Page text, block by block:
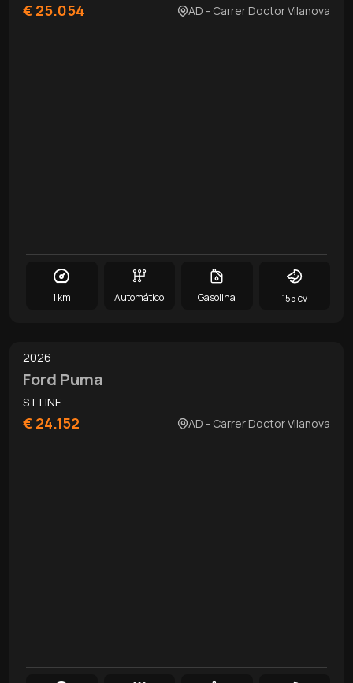
€ 25.054 AD - Carrer Doctor Vilanova
1 km Automático Gasolina 155 cv
2026
Ford Puma
ST LINE
€ 24.152 AD - Carrer Doctor Vilanova